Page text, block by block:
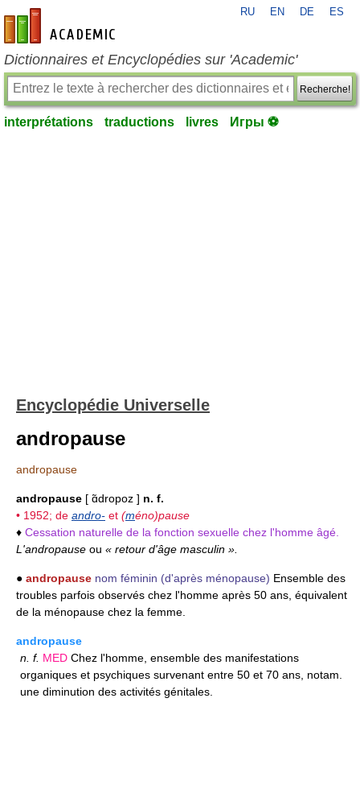
fr-academic.com
RU EN DE ES
Dictionnaires et Encyclopédies sur 'Academic'
Recherche!
interprétations traductions livres Игры ⚽
Encyclopédie Universelle
andropause
andropause
andropause [ ɑ̃dropoz ] n. f.
• 1952; de andro- et (méno)pause
♦ Cessation naturelle de la fonction sexuelle chez l'homme âgé.
L'andropause ou « retour d'âge masculin ».
● andropause nom féminin (d'après ménopause) Ensemble des
troubles parfois observés chez l'homme après 50 ans, équivalent
de la ménopause chez la femme.
andropause
n. f. MED Chez l'homme, ensemble des manifestations
organiques et psychiques survenant entre 50 et 70 ans, notam.
une diminution des activités génitales.